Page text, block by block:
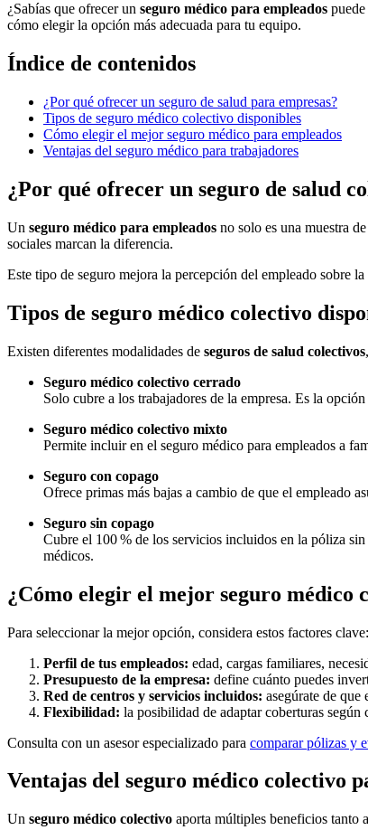
¿Sabías que ofrecer un seguro médico para empleados
cómo elegir la opción más adecuada para tu equipo.
Índice de contenidos
¿Por qué ofrecer un seguro de salud para empresas?
Tipos de seguro médico colectivo disponibles
Cómo elegir el mejor seguro médico para empleados
Ventajas del seguro médico para trabajadores
¿Por qué ofrecer un seguro de salud
Un seguro médico para empleados no solo es una muestra
sociales marcan la diferencia.
Este tipo de seguro mejora la percepción del empleado sobre
Tipos de seguro médico colectivo
Existen diferentes modalidades de seguros de salud colectivos
Seguro médico colectivo cerrado
Solo cubre a los trabajadores de la empresa. Es la
Seguro médico colectivo mixto
Permite incluir en el seguro médico para empleados a
Seguro con copago
Ofrece primas más bajas a cambio de que el empleado
Seguro sin copago
Cubre el 100 % de los servicios incluidos en la póliza
médicos.
¿Cómo elegir el mejor seguro médico
Para seleccionar la mejor opción, considera estos factores clave:
Perfil de tus empleados: edad, cargas familiares,
Presupuesto de la empresa: define cuánto puedes
Red de centros y servicios incluidos: asegúrate de que
Flexibilidad: la posibilidad de adaptar coberturas según
Consulta con un asesor especializado para comparar pólizas y
Ventajas del seguro médico colectivo
Un seguro médico colectivo aporta múltiples beneficios tanto